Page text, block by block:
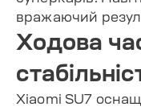
вражаючий
Ходова
Xiaomi SU7